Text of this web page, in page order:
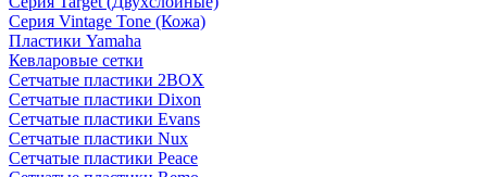
Серия Vintage Tone (Кожа)
Пластики Yamaha
Кевларовые сетки
Сетчатые пластики 2BOX
Сетчатые пластики Dixon
Сетчатые пластики Evans
Сетчатые пластики Nux
Сетчатые пластики Peace